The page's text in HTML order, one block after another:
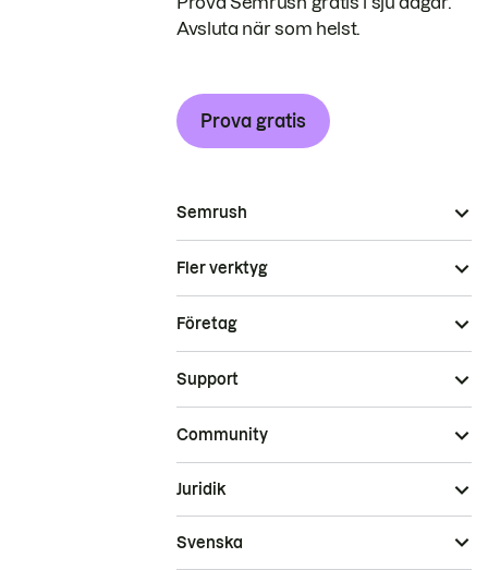
Avsluta när som helst.
Prova gratis
Semrush
Fler verktyg
Företag
Support
Community
Juridik
Svenska